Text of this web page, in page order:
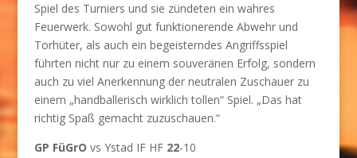
Spiel des Turniers und sie zündeten ein wahres
Feuerwerk. Sowohl gut funktionerende Abwehr und
Torhüter, als auch ein begeisterndes Angriffsspiel
führten nicht nur zu einem souveränen Erfolg, sondern
auch zu viel Anerkennung der neutralen Zuschauer zu
einem „handballerisch wirklich tollen“ Spiel. „Das hat
richtig Spaß gemacht zuzuschauen.“
GP FüGrO vs Ystad IF HF 22-10